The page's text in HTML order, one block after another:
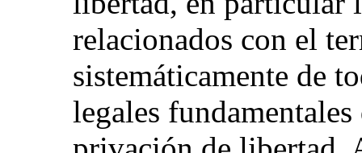
relacionados con el
sistemáticamente de
legales